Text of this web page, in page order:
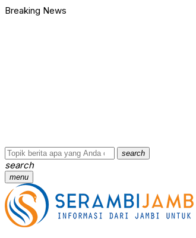
Breaking News
search
search
menu